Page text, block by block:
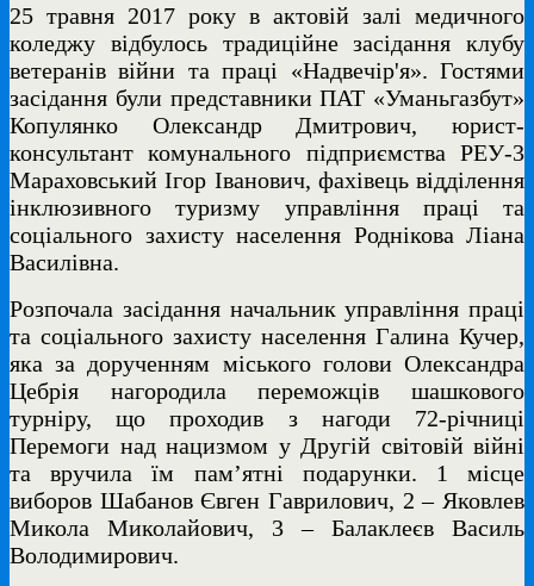
25 травня 2017 року в актовій залі медичного
коледжу відбулось традиційне засідання клубу
ветеранів війни та праці «Надвечір'я». Гостями
засідання були представники ПАТ «Уманьгазбут»
Копулянко Олександр Дмитрович, юрист-
консультант комунального підприємства РЕУ-3
Мараховський Ігор Іванович, фахівець відділення
інклюзивного туризму управління праці та
соціального захисту населення Роднікова Ліана
Василівна.
Розпочала засідання начальник управління праці
та соціального захисту населення Галина Кучер,
яка за дорученням міського голови Олександра
Цебрія нагородила переможців шашкового
турніру, що проходив з нагоди 72-річниці
Перемоги над нацизмом у Другій світовій війні
та вручила їм пам’ятні подарунки. 1 місце
виборов Шабанов Євген Гаврилович, 2 – Яковлев
Микола Миколайович, 3 – Балаклеєв Василь
Володимирович.